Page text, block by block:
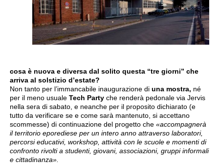
cosa è nuova e diversa dal solito questa “tre giorni” che
arriva al solstizio d’estate?
Non tanto per l’immancabile inaugurazione di una mostra, né
per il meno usuale Tech Party che renderà pedonale via Jervis
nella sera di sabato, e neanche per il proposito dichiarato (e
tutto da verificare se e come sarà mantenuto, si accettano
scommesse) di continuazione del progetto che «accompagnerà
il territorio eporediese per un intero anno attraverso laboratori,
percorsi educativi, workshop, attività con le scuole e momenti di
confronto rivolti a studenti, giovani, associazioni, gruppi informali
e cittadinanza».